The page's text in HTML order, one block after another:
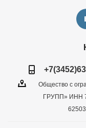
Общество с
ГРУПП» ИНН